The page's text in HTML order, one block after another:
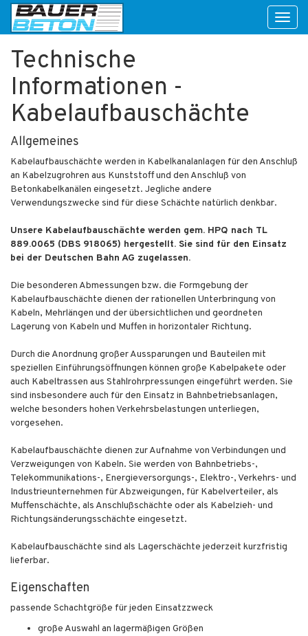
Technische
Informationen -
Kabelaufbauschächte
Allgemeines
Kabelaufbauschächte werden in Kabelkanalanlagen für den Anschluß
an Kabelzugrohren aus Kunststoff und den Anschluß von
Betonkabelkanälen eingesetzt. Jegliche andere
Verwendungszwecke sind für diese Schächte natürlich denkbar.
Unsere Kabelaufbauschächte werden gem. HPQ nach TL
889.0065 (DBS 918065) hergestellt. Sie sind für den Einsatz
bei der Deutschen Bahn AG zugelassen.
Die besonderen Abmessungen bzw. die Formgebung der
Kabelaufbauschächte dienen der rationellen Unterbringung von
Kabeln, Mehrlängen und der übersichtlichen und geordneten
Lagerung von Kabeln und Muffen in horizontaler Richtung.
Durch die Anordnung großer Aussparungen und Bauteilen mit
speziellen Einführungsöffnungen können große Kabelpakete oder
auch Kabeltrassen aus Stahlrohrpressungen eingeführt werden. Sie
sind insbesondere auch für den Einsatz in Bahnbetriebsanlagen,
welche besonders hohen Verkehrsbelastungen unterliegen,
vorgesehen.
Kabelaufbauschächte dienen zur Aufnahme von Verbindungen und
Verzweigungen von Kabeln. Sie werden von Bahnbetriebs-,
Telekommunikations-, Energieversorgungs-, Elektro-, Verkehrs- und
Industrieunternehmen für Abzweigungen, für Kabelverteiler, als
Muffenschächte, als Anschlußschächte oder als Kabelzieh- und
Richtungsänderungsschächte eingesetzt.
Kabelaufbauschächte sind als Lagerschächte jederzeit kurzfristig
lieferbar.
Eigenschaften
passende Schachtgröße für jeden Einsatzzweck
große Auswahl an lagermäßigen Größen